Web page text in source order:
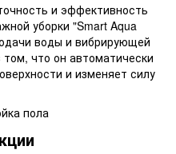
и эффективность
уборки "Smart Aqua
воды и вибрирующей
что он автоматически
и изменяет силу